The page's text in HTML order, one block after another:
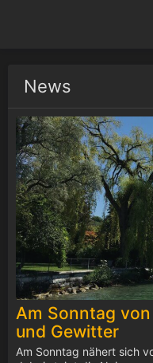
News
Am Sonntag
und Gewitter
Am Sonntag nähert sich